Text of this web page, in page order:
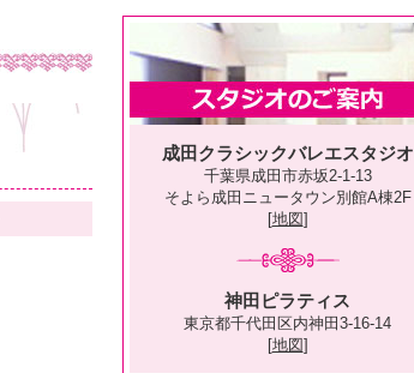
成田クラシックバレエスタジオ
千葉県成田市赤坂2-1-13
そよら成田ニュータウン別館A棟2F
[地図]
神田ピラティス
東京都千代田区内神田3-16-14
[地図]